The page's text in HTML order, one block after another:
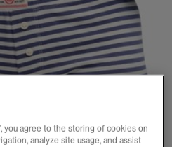
you agree to the storing of cookies on
analyze site usage, and assist